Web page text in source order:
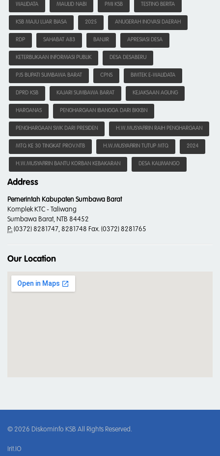
WALIDATA MAULID NABI PMI KSB TESTING BERITA
KSB MAJU LUAR BIASA 2025 ANUGERAH INOVASI DAERAH
RDP SAHABAT A83 BANJIR APRESIASI DESA
KETERBUKAAN INFORMASI PUBLIK DESA DESABERU
PJS BUPATI SUMBAWA BARAT CPNS BIMTEK E-WALIDATA
DPRD KSB KAJARI SUMBAWA BARAT KEJAKSAAN AGUNG
HARGANAS PENGHARGAAN IBANGGA DARI BKKBN
PENGHARGAAN SWK DARI PRESIDEN H.W.MUSYAFIRIN RAIH PENGHARGAAN
MTQ KE 30 TINGKAT PROV.NTB H.W.MUSYAFIRIN TUTUP MTQ 2024
H.W.MUSYAFIRIN BANTU KORBAN KEBAKARAN DESA KALIMANGO
Address
Pemerintah Kabupaten Sumbawa Barat
Komplek KTC - Taliwang
Sumbawa Barat, NTB 84452
P: (0372) 8281747, 8281748 Fax. (0372) 8281765
Our Location
© 2026 Diskominfo KSB All Rights Reserved.
Irit.IO